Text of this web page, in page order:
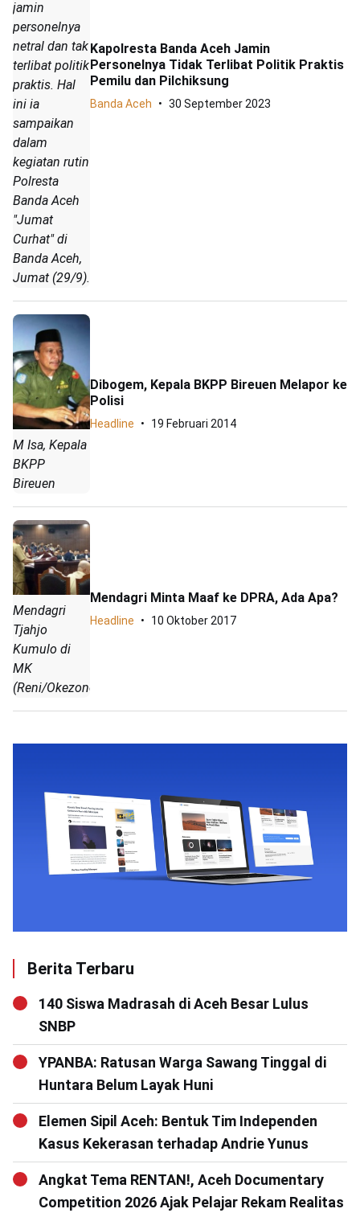
jamin
personelnya
netral dan tak
terlibat politik
praktis. Hal
ini ia
sampaikan
dalam
kegiatan rutin
Polresta
Banda Aceh
"Jumat
Curhat" di
Banda Aceh,
Jumat (29/9).
Kapolresta Banda Aceh Jamin
Personelnya Tidak Terlibat Politik Praktis
Pemilu dan Pilchiksung
Banda Aceh 30 September 2023
M Isa, Kepala
BKPP
Bireuen
Dibogem, Kepala BKPP Bireuen Melapor ke
Polisi
Headline 19 Februari 2014
Mendagri
Tjahjo
Kumulo di
MK
(Reni/Okezone)
Mendagri Minta Maaf ke DPRA, Ada Apa?
Headline 10 Oktober 2017
Berita Terbaru
140 Siswa Madrasah di Aceh Besar Lulus
SNBP
YPANBA: Ratusan Warga Sawang Tinggal di
Huntara Belum Layak Huni
Elemen Sipil Aceh: Bentuk Tim Independen
Kasus Kekerasan terhadap Andrie Yunus
Angkat Tema RENTAN!, Aceh Documentary
Competition 2026 Ajak Pelajar Rekam Realitas